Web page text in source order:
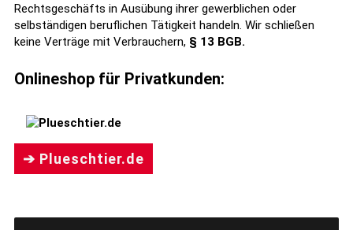
Rechtsgeschäfts in Ausübung ihrer gewerblichen oder
selbständigen beruflichen Tätigkeit handeln. Wir schließen
keine Verträge mit Verbrauchern, § 13 BGB.
Onlineshop für Privatkunden:
➔ Plueschtier.de